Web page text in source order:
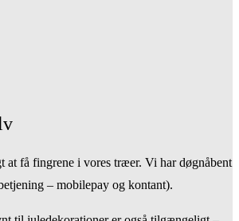
at få fingrene i vores træer. Vi har døgnåbent
– mobilepay og kontant).